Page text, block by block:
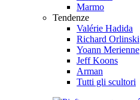
Marmo
Tendenze
Valérie Hadida
Richard Orlinski
Yoann Merienne
Jeff Koons
Arman
Tutti gli scultori